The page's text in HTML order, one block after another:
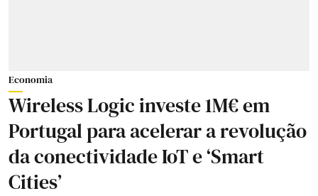
Economia
Wireless Logic investe 1M€ em
Portugal para acelerar a revolução
da conectividade IoT e ‘Smart
Cities’